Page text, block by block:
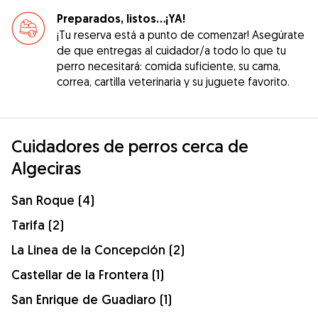
Preparados, listos...¡YA!
¡Tu reserva está a punto de comenzar! Asegúrate
de que entregas al cuidador/a todo lo que tu
perro necesitará: comida suficiente, su cama,
correa, cartilla veterinaria y su juguete favorito.
Cuidadores de perros cerca de
Algeciras
San Roque (4)
Tarifa (2)
La Linea de la Concepción (2)
Castellar de la Frontera (1)
San Enrique de Guadiaro (1)